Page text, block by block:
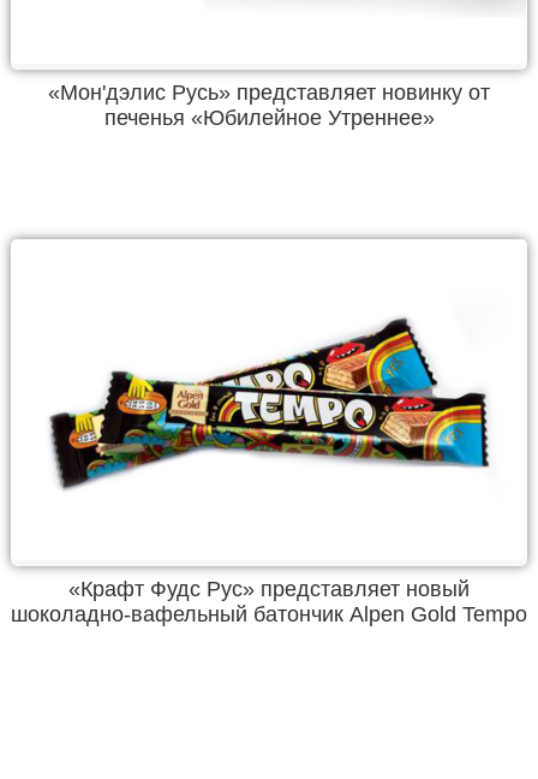
«Мон'дэлис Русь» представляет новинку от
печенья «Юбилейное Утреннее»
«Крафт Фудс Рус» представляет новый
шоколадно-вафельный батончик Alpen Gold Tempo